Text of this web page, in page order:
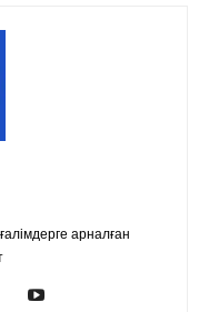
арналған